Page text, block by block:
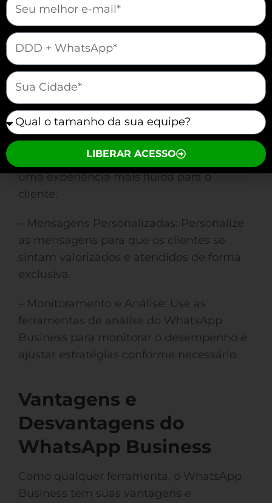
Melhores Práticas
– Respostas Rápidas: Utilize respostas
rápidas para perguntas frequentes,
economizando tempo e proporcionando
uma experiência mais fluida para o
cliente.
– Mensagens Personalizadas: Personalize
as mensagens para que os clientes se
sintam valorizados e atendidos de forma
exclusiva.
– Monitoramento e Análise: Use as
ferramentas de análise do WhatsApp
Business para monitorar o desempenho e
ajustar estratégias conforme necessário.
Vantagens e
Desvantagens do
WhatsApp Business
Como qualquer ferramenta, o WhatsApp
Business tem suas vantagens e
mauticform[telefone]
mauticform[cidade]
mauticform[equipe]
LIBERAR ACESSO